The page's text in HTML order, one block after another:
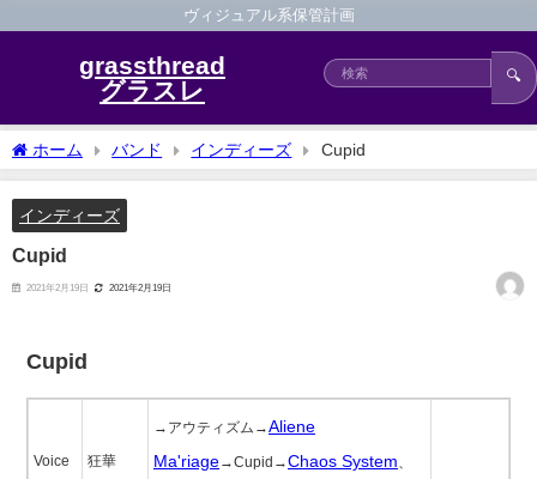
ヴィジュアル系保管計画
grassthread
グラスレ
🔍
ホーム バンド インディーズ Cupid
インディーズ
Cupid
2021年2月19日 2021年2月19日
Cupid
Voice 狂華
→アウティズム→Aliene
Ma'riage→Cupid→Chaos System